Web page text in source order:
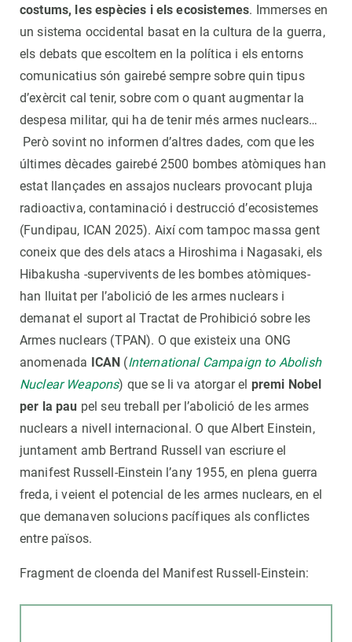
costums, les espècies i els ecosistemes. Immerses en
un sistema occidental basat en la cultura de la guerra,
els debats que escoltem en la política i els entorns
comunicatius són gairebé sempre sobre quin tipus
d’exèrcit cal tenir, sobre com o quant augmentar la
despesa militar, qui ha de tenir més armes nuclears…
Però sovint no informen d’altres dades, com que les
últimes dècades gairebé 2500 bombes atòmiques han
estat llançades en assajos nuclears provocant pluja
radioactiva, contaminació i destrucció d’ecosistemes
(Fundipau, ICAN 2025). Així com tampoc massa gent
coneix que des dels atacs a Hiroshima i Nagasaki, els
Hibakusha -supervivents de les bombes atòmiques-
han lluitat per l’abolició de les armes nuclears i
demanat el suport al Tractat de Prohibició sobre les
Armes nuclears (TPAN). O que existeix una ONG
anomenada ICAN (International Campaign to Abolish
Nuclear Weapons) que se li va atorgar el premi Nobel
per la pau pel seu treball per l’abolició de les armes
nuclears a nivell internacional. O que Albert Einstein,
juntament amb Bertrand Russell van escriure el
manifest Russell-Einstein l’any 1955, en plena guerra
freda, i veient el potencial de les armes nuclears, en el
que demanaven solucions pacífiques als conflictes
entre països.
Fragment de cloenda del Manifest Russell-Einstein: